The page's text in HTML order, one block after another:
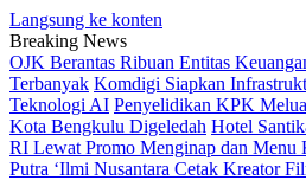
Langsung ke konten
Breaking News
OJK Berantas Ribuan Entitas
Terbanyak Komdigi Siapkan
Teknologi AI Penyelidikan KPK
Kota Bengkulu Digeledah Hotel
RI Lewat Promo Menginap dan Menu
Putra ‘Ilmi Nusantara Cetak Kreator